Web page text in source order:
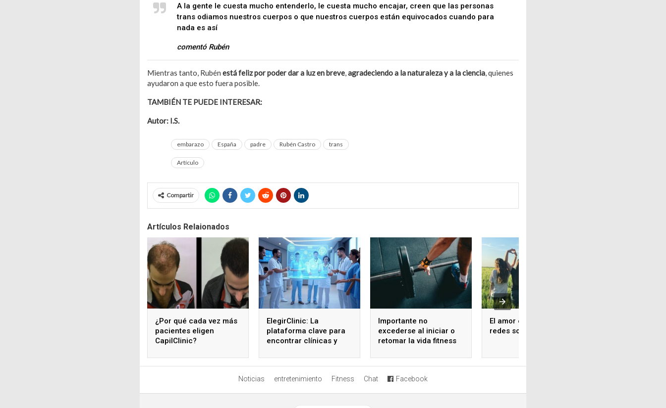
A la gente le cuesta mucho entenderlo, le cuesta mucho encajar, creen que las personas
trans odiamos nuestros cuerpos o que nuestros cuerpos están equivocados cuando para
nada es así
comentó Rubén
Mientras tanto, Rubén está feliz por poder dar a luz en breve,agradeciendo a la naturaleza y a la ciencia, quienes
ayudaron a que esto fuera posible.
TAMBIÉN TE PUEDE INTERESAR:
Autor: I.S.
embarazo España padre Rubén Castro trans
Artículo
Compartir
Artículos Relaionados
¿Por qué cada vez más
pacientes eligen
CapilClinic?
ElegirClinic: La
plataforma clave para
encontrar clínicas y
confianza
Importante no
excederse al iniciar o
retomar la vida fitness
El amor en tiempos de
redes sociales y AI
Noticias entretenimiento Fitness Chat Facebook